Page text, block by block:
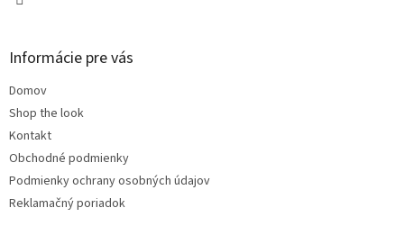
Informácie pre vás
Domov
Shop the look
Kontakt
Obchodné podmienky
Podmienky ochrany osobných údajov
Reklamačný poriadok